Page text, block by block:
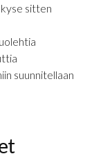
sitten
suunnitellaan